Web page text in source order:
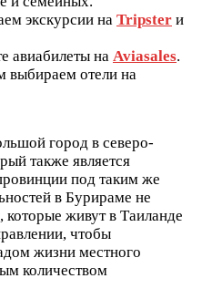
экскурсии на Tripster и
авиабилеты на Aviasales.
выбираем отели на
город в северо-
также является
под таким же
в Бурираме не
живут в Таиланде
чтобы
жизни местного
количеством